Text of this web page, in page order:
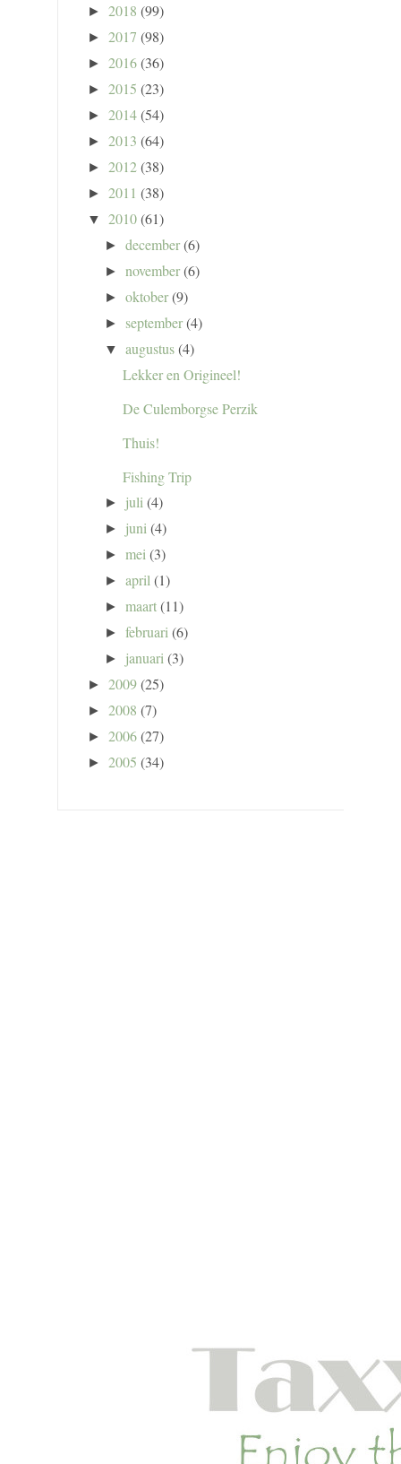
► 2018 (99)
► 2017 (98)
► 2016(36)
► 2015 (23)
► 2014(54)
► 2013 (64)
► 2012(38)
► 2011 (38)
▼ 2010(61)
►december(6)
►november(6)
►oktober(9)
► september(4)
▼ augustus(4)
Lekker en Origineel!
De Culemborgse Perzik
Thuis!
Fishing Trip
► juli(4)
► juni(4)
►mei(3)
►april(1)
►maart(11)
►februari(6)
► januari(3)
► 2009(25)
► 2008 (7)
► 2006(27)
► 2005 (34)